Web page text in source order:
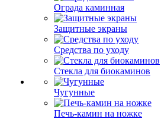
Ограда каминная
Защитные экраны
Средства по уходу
Стекла для биокаминов
Чугунные
Печь-камин на ножке